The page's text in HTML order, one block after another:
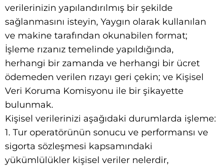
verilerinizin yapılandırılmış bir şekilde
sağlanmasını isteyin, Yaygın olarak kullanılan
ve makine tarafından okunabilen format;
İşleme rızanız temelinde yapıldığında,
herhangi bir zamanda ve herhangi bir ücret
ödemeden verilen rızayı geri çekin; ve Kişisel
Veri Koruma Komisyonu ile bir şikayette
bulunmak.
Kişisel verilerinizi aşağıdaki durumlarda işleme:
1. Tur operatörünün sonucu ve performansı ve
sigorta sözleşmesi kapsamındaki
yükümlülükler kişisel veriler nelerdir,